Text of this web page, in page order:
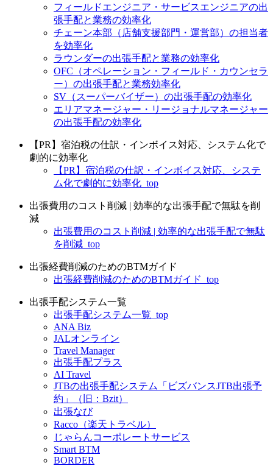
フィールドエンジニア・サービスエンジニアの出
張手配と業務の効率化
チェーン本部（店舗支援部門・運営部）の担当者
を効率化
ラウンダーの出張手配と業務の効率化
OFC（オペレーション・フィールド・カウンセラ
ー）の出張手配と業務効率化
SV（スーパーバイザー）の出張手配の効率化
エリアマネージャー・リージョナルマネージャー
の出張手配の効率化
【PR】宿泊税の仕訳・インボイス対応、システム化で
劇的に効率化
【PR】宿泊税の仕訳・インボイス対応、システ
ム化で劇的に効率化_top
出張費用のコスト削減 | 効率的な出張手配で無駄を削
減
出張費用のコスト削減 | 効率的な出張手配で無駄
を削減_top
出張経費削減のためのBTMガイド
出張経費削減のためのBTMガイド_top
出張手配システム一覧
出張手配システム一覧_top
ANA Biz
JALオンライン
Travel Manager
出張手配プラス
AI Travel
JTBの出張手配システム「ビズバンスJTB出張予
約」（旧：Bzit）
出張なび
Racco（楽天トラベル）
じゃらんコーポレートサービス
Smart BTM
BORDER